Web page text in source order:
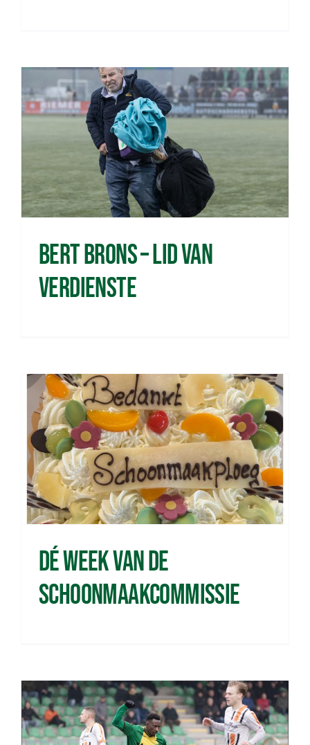
Business Club Zuyderzee
Bert Brons – lid van
verdienste
Dé week van de
Schoonmaakcommissie